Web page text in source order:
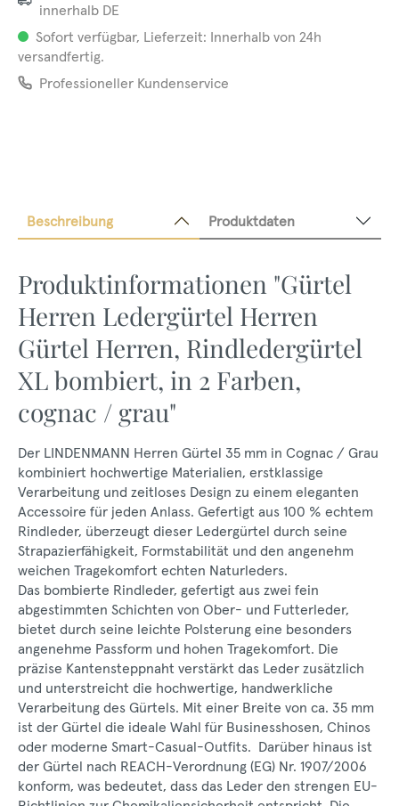
innerhalb DE
Sofort verfügbar, Lieferzeit: Innerhalb von 24h
versandfertig.
Professioneller Kundenservice
Beschreibung Produktdaten
Produktinformationen "Gürtel
Herren Ledergürtel Herren
Gürtel Herren, Rindledergürtel
XL bombiert, in 2 Farben,
cognac / grau"
Der LINDENMANN Herren Gürtel 35 mm in Cognac / Grau
kombiniert hochwertige Materialien, erstklassige
Verarbeitung und zeitloses Design zu einem eleganten
Accessoire für jeden Anlass. Gefertigt aus 100 % echtem
Rindleder, überzeugt dieser Ledergürtel durch seine
Strapazierfähigkeit, Formstabilität und den angenehm
weichen Tragekomfort echten Naturleders.
Das bombierte Rindleder, gefertigt aus zwei fein
abgestimmten Schichten von Ober- und Futterleder,
bietet durch seine leichte Polsterung eine besonders
angenehme Passform und hohen Tragekomfort. Die
präzise Kantensteppnaht verstärkt das Leder zusätzlich
und unterstreicht die hochwertige, handwerkliche
Verarbeitung des Gürtels. Mit einer Breite von ca. 35 mm
ist der Gürtel die ideale Wahl für Businesshosen, Chinos
oder moderne Smart-Casual-Outfits. Darüber hinaus ist
der Gürtel nach REACH-Verordnung (EG) Nr. 1907/2006
konform, was bedeutet, dass das Leder den strengen EU-